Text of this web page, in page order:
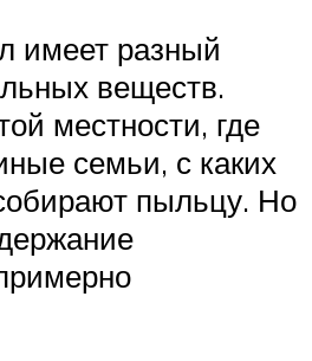
имеет разный
веществ.
местности, где
семьи, с каких
пыльцу. Но